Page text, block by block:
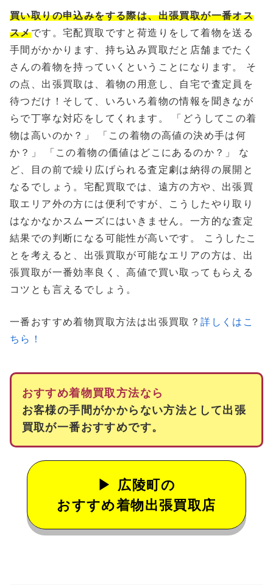
買い取りの申込みをする際は、出張買取が一番オス
スメです。宅配買取ですと荷造りをして着物を送る
手間がかかります、持ち込み買取だと店舗までたく
さんの着物を持っていくということになります。 そ
の点、出張買取は、着物の用意し、自宅で査定員を
待つだけ！そして、いろいろ着物の情報を聞きなが
らで丁寧な対応をしてくれます。 「どうしてこの着
物は高いのか？」 「この着物の高値の決め手は何
か？」 「この着物の価値はどこにあるのか？」 な
ど、目の前で繰り広げられる査定劇は納得の展開と
なるでしょう。宅配買取では、遠方の方や、出張買
取エリア外の方には便利ですが、こうしたやり取り
はなかなかスムーズにはいきません。一方的な査定
結果での判断になる可能性が高いです。 こうしたこ
とを考えると、出張買取が可能なエリアの方は、出
張買取が一番効率良く、高値で買い取ってもらえる
コツとも言えるでしょう。
一番おすすめ着物買取方法は出張買取？詳しくはこ
ちら！
おすすめ着物買取方法なら
お客様の手間がかからない方法として出張
買取が一番おすすめです。
広陵町の
おすすめ着物出張買取店